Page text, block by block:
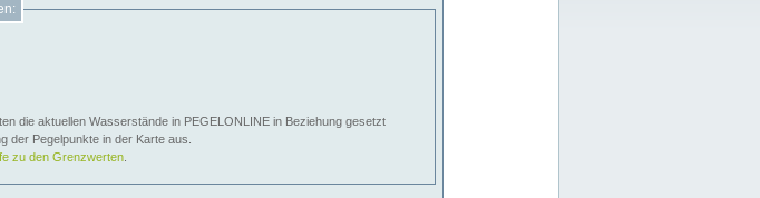
die aktuellen Wasserstände in PEGELONLINE in Beziehung gesetzt
der Pegelpunkte in der Karte aus.
zu den Grenzwerten